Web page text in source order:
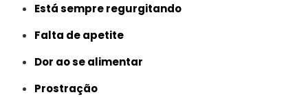
Está sempre regurgitando
Falta de apetite
Dor ao se alimentar
Prostração